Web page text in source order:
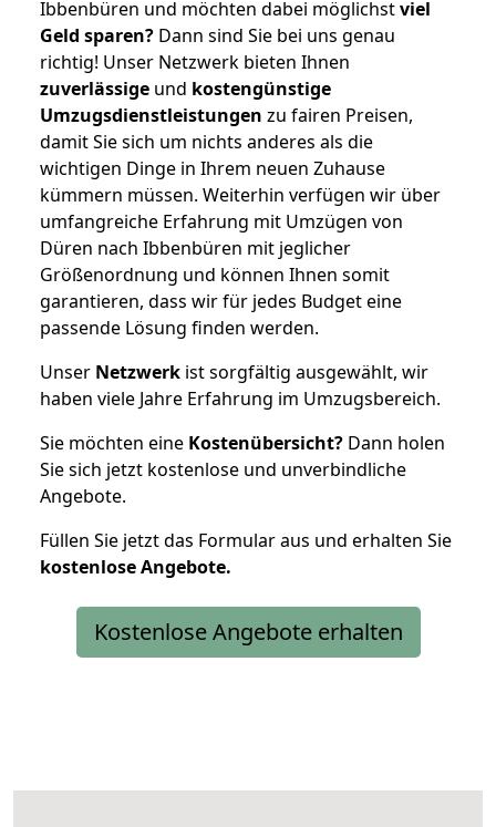
Ibbenbüren und möchten dabei möglichstviel
Geld sparen? Dann sind Sie bei uns genau
richtig! Unser Netzwerk bieten Ihnen
zuverlässige und kostengünstige
Umzugsdienstleistungen zu fairen Preisen,
damit Sie sich um nichts anderes als die
wichtigen Dinge in Ihrem neuen Zuhause
kümmern müssen. Weiterhin verfügen wir über
umfangreiche Erfahrung mit Umzügen von
Düren nach Ibbenbüren mit jeglicher
Größenordnung und können Ihnen somit
garantieren, dass wir für jedes Budget eine
passende Lösung finden werden.
Unser Netzwerk ist sorgfältig ausgewählt, wir
haben viele Jahre Erfahrung im Umzugsbereich.
Sie möchten eine Kostenübersicht? Dann holen
Sie sich jetzt kostenlose und unverbindliche
Angebote.
Füllen Sie jetzt das Formular aus und erhalten Sie
kostenloseAngebote.
Kostenlose Angebote erhalten